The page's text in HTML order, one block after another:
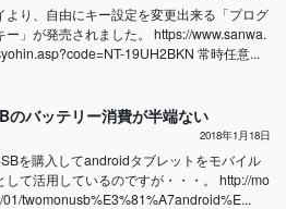
より、自由にキー設定を変更出来る「プログ
ー」が発売されました。 https://www.sanwa.
19UH2BKN 常時任意...
のバッテリー消費が半端ない
2018年1月18日
を購入してandroidタブレットをモバイル
して活用しているのですが・・・。 http://mo
twomonusb%E3%81%A7android%E...